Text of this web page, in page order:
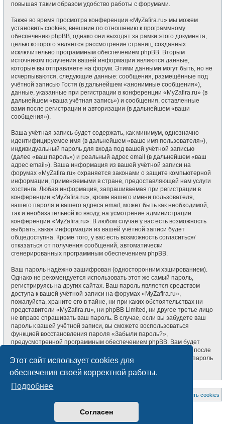
Этот сайт использует cookies для
обеспечения своей корректной работы.
Подробнее
Согласен
повышая таким образом удобство работы с форумами.
Также во время просмотра конференции «MyZafira.ru» мы можем
установить cookies, внешние по отношению к программному
обеспечению phpBB, однако они выходят за рамки этого документа,
целью которого является рассмотрение страниц, созданных
исключительно программным обеспечением phpBB. Вторым
источником получения вашей информации являются данные,
которые вы отправляете на форум. Этими данными могут быть, но не
исчерпываются, следующие данные: сообщения, размещённые под
учётной записью Гостя (в дальнейшем «анонимные сообщения»),
данные, указанные при регистрации в конференции «MyZafira.ru» (в
дальнейшем «ваша учётная запись») и сообщения, оставленные
вами после регистрации и авторизации (в дальнейшем «ваши
сообщения»).
Ваша учётная запись будет содержать, как минимум, однозначно
идентифицируемое имя (в дальнейшем «ваше имя пользователя»),
индивидуальный пароль для входа под вашей учётной записью
(далее «ваш пароль») и реальный адрес email (в дальнейшем «ваш
адрес email»). Ваша информация из вашей учётной записи на
форумах «MyZafira.ru» охраняется законами о защите компьютерной
информации, применяемыми в стране, предоставляющей нам услуги
хостинга. Любая информация, запрашиваемая при регистрации в
конференции «MyZafira.ru», кроме вашего имени пользователя,
вашего пароля и вашего адреса email, может быть как необходимой,
так и необязательной ко вводу, на усмотрение администрации
конференции «MyZafira.ru». В любом случае у вас есть возможность
выбрать, какая информация из вашей учётной записи будет
общедоступна. Кроме того, у вас есть возможность согласиться/
отказаться от получения сообщений, автоматически
сгенерированных программным обеспечением phpBB.
Ваш пароль надёжно зашифрован (односторонним хэшированием).
Однако не рекомендуется использовать этот же самый пароль,
регистрируясь на других сайтах. Ваш пароль является средством
доступа к вашей учётной записи на форумах «MyZafira.ru»,
пожалуйста, храните его в тайне, ни при каких обстоятельствах ни
представители «MyZafira.ru», ни phpBB Limited, ни другое третье лицо
не вправе спрашивать ваш пароль. В случае, если вы забудете ваш
пароль к вашей учётной записи, вы сможете воспользоваться
функцией восстановления пароля «Забыли пароль?»,
предусмотренной программным обеспечением phpBB. Вам будет
необходимо ввести ваше имя пользователя и ваш адрес email, после
чего программное обеспечение phpBB сгенерирует вам новый пароль
для вашей учётной записи.
Удалить cookies
Создано на основе